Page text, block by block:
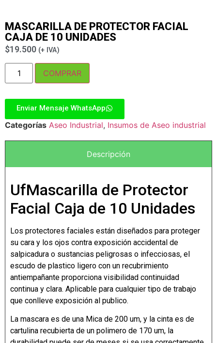
MASCARILLA DE PROTECTOR FACIAL
CAJA DE 10 UNIDADES
$19.500 (+ IVA)
COMPRAR
Enviar Mensaje WhatsApp
Categorías Aseo Industrial, Insumos de Aseo industrial
Descripción
UfMascarilla de Protector
Facial Caja de 10 Unidades
Los protectores faciales están diseñados para proteger
su cara y los ojos contra exposición accidental de
salpicadura o sustancias peligrosas o infecciosas, el
escudo de plastico ligero con un recubrimiento
antiempañante proporciona visibilidad continuidad
continua y clara. Aplicable para cualquier tipo de trabajo
que conlleve exposición al publico.
La mascara es de una Mica de 200 um, y la cinta es de
cartulina recubierta de un polimero de 170 um, la